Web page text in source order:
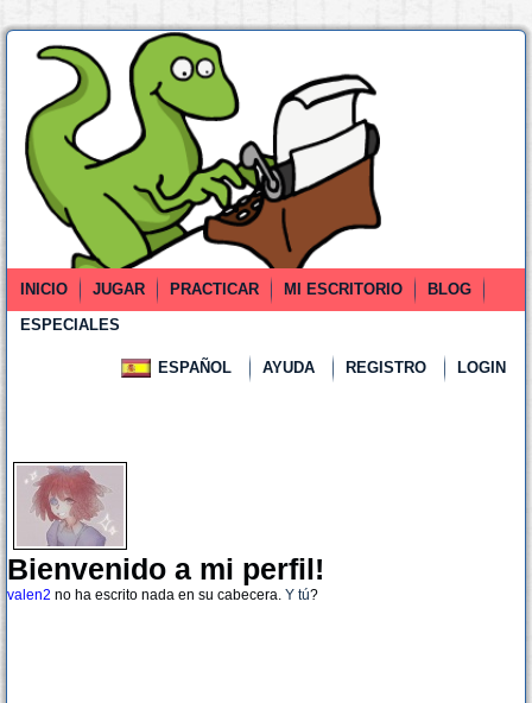
INICIO JUGAR PRACTICAR MI ESCRITORIO
BLOG
ESPECIALES
ESPAÑOL AYUDA REGISTRO LOGIN
Bienvenido a mi perfil!
valen2 no ha escrito nada en su cabecera. Y tú?